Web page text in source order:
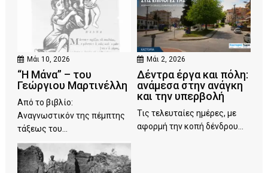
Μάι 10, 2026
“Η Μάνα” – του
Γεώργιου Μαρτινέλλη
Από το βιβλίο:
Αναγνωστικόν της πέμπτης
τάξεως του...
Μάι 2, 2026
Δέντρα έργα και πόλη:
ανάμεσα στην ανάγκη
και την υπερβολή
Τις τελευταίες ημέρες, με
αφορμή την κοπή δένδρου...